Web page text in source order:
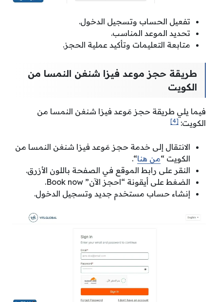
تفعيل الحساب وتسجيل الدخول.
تحديد الموعد المناسب.
متابعة التعليمات وتأكيد عملية الحجز.
طريقة حجز موعد فيزا شنغن النمسا من
الكويت
فيما يلي طريقة حجز مَوعد فيزا شنغن النمسا من
الكويت: [4]
الانتقال إلى خدمة حجز مَوعد فيزا شنغن النمسا من
الكويت “من هنا“.
النقر على رابط الموقع في الصفحة باللون الأزرق.
الضغط على أيقونة “احجز الآن” Book now.
إنشاء حساب مستخدم جديد وتسجيل الدخول.